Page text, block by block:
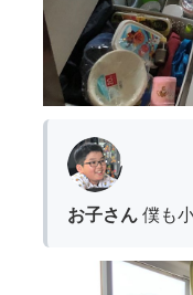
お子さん僕も